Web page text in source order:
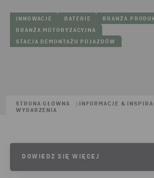
INNOWACJE BATERIE BRANŻA
BRANŻA MOTORYZACYJNA
STACJA DEMONTAŻU POJAZDÓW
STRONA GŁÓWNA
INFORMACJE &
WYDARZENIA
DOWIEDZ SIĘ WIĘCEJ